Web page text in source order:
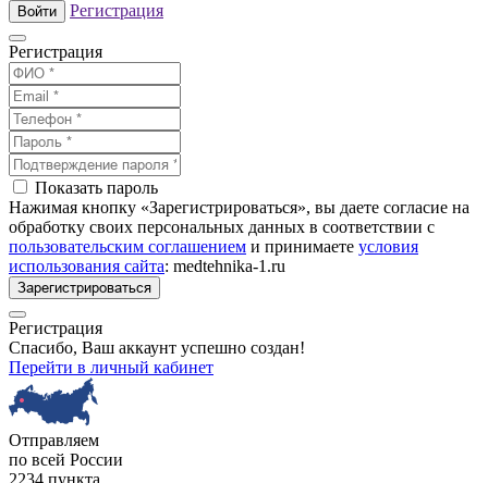
Войти Регистрация
Регистрация
Показать пароль
Нажимая кнопку «Зарегистрироваться», вы даете согласие на
обработку своих персональных данных в соответствии с
пользовательским соглашением и принимаете условия
использования сайта: medtehnika-1.ru
Зарегистрироваться
Регистрация
Спасибо, Ваш аккаунт успешно создан!
Перейти в личный кабинет
Отправляем
по всей России
2234 пункта